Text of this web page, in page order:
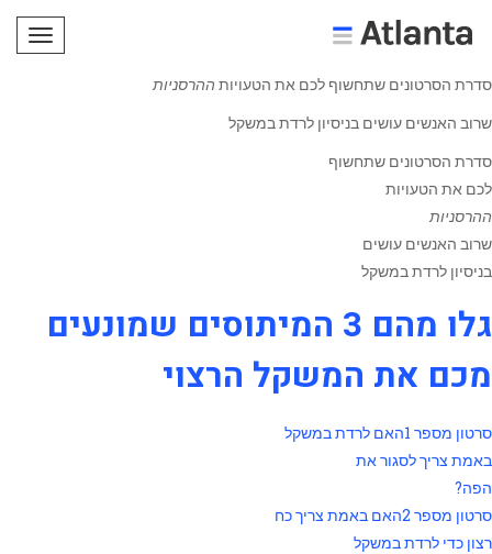
סדרת הסרטונים שתחשוף לכם את הטעויות ההרסניות
שרוב האנשים עושים בניסיון לרדת במשקל
סדרת הסרטונים שתחשוף
לכם את הטעויות
ההרסניות
שרוב האנשים עושים
בניסיון לרדת במשקל
גלו מהם 3 המיתוסים שמונעים
מכם את המשקל הרצוי
סרטון מספר 1האם לרדת במשקל
באמת צריך לסגור את
הפה?
סרטון מספר 2האם באמת צריך כח
רצון כדי לרדת במשקל